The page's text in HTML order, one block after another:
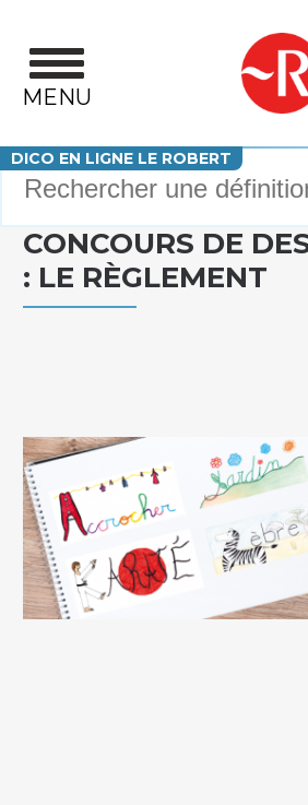
MENU
DICO EN LIGNE LE ROBERT
Votre recherche
CONCOURS DE
: LE RÈGLEMENT